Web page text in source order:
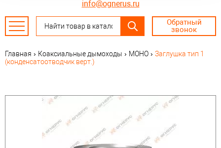
info@ognerus.ru
Обратный
звонок
Главная › Коаксиальные дымоходы › МОНО › Заглушка тип 1
(конденсатоотводчик верт.)